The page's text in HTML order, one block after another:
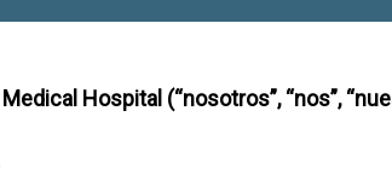
Hospital (“nosotros”, “nos”,